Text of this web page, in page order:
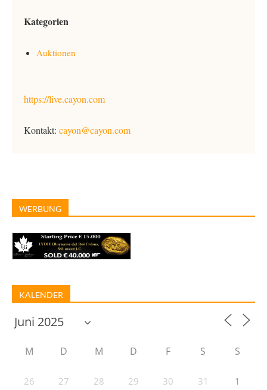
Kategorien
Auktionen
https://live.cayon.com
Kontakt: cayon@cayon.com
WERBUNG
KALENDER
M D M D F S S
26 27 28 29 30 31 1